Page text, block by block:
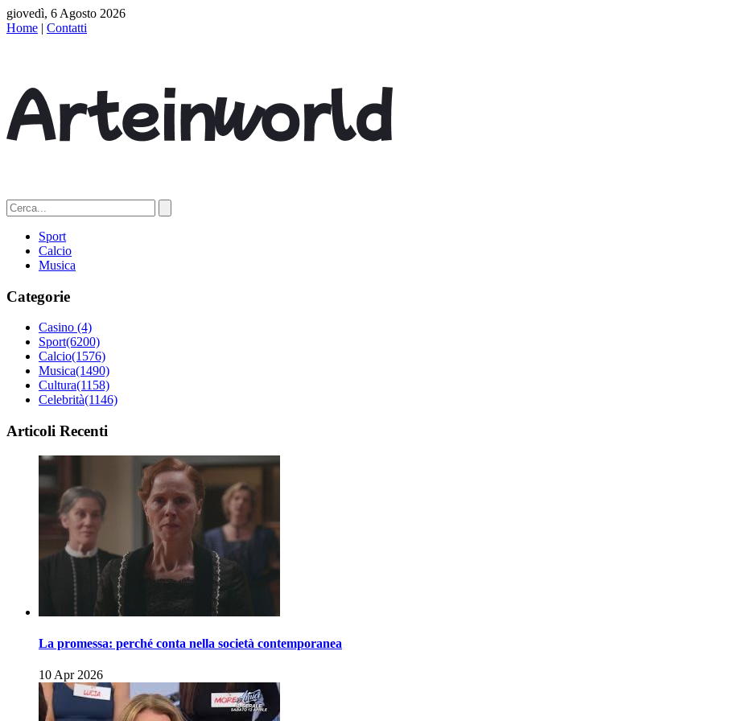
giovedì, 6 Agosto 2026
Home | Contatti
Sport
Calcio
Musica
Categorie
Casino (4)
Sport(6200)
Calcio(1576)
Musica(1490)
Cultura(1158)
Celebrità(1146)
Articoli Recenti
La promessa: perché conta nella società contemporanea
10 Apr 2026